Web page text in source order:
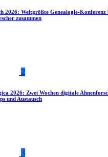
2026: Weltgrößte Genealogie-
zusammen
2
2026: Zwei Wochen digitale
und Austausch
3